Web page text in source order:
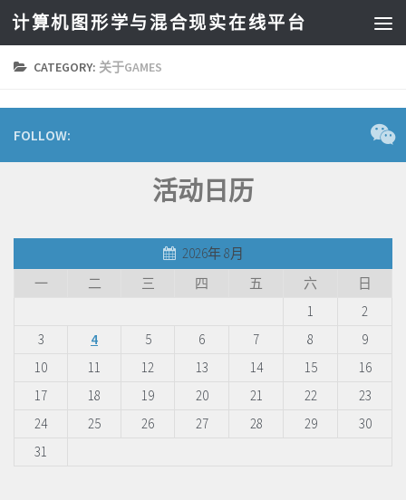
计算机图形学与混合现实在线平台
CATEGORY: 关于GAMES
FOLLOW:
活动日历
2026年 8月
一
二 三 四 五 六
日
1
2
3
4 5 6 7 8
9
10
11 12 13 14 15
16
17
18 19 20 21 22
23
24
25 26 27 28 29
30
31